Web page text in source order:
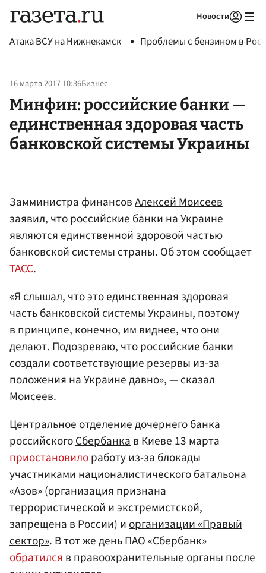
Новости
Атака ВСУ на Нижнекамск Проблемы с бензином в
16 марта 2017 10:36Бизнес
Минфин: российские банки —
единственная здоровая часть
банковской системы Украины
Замминистра финансовАлексей Моисеев
заявил, что российские банки на Украине
являются единственной здоровой частью
банковской системы страны. Об этом сообщает
ТАСС.
«Я слышал, что это единственная здоровая
часть банковской системы Украины, поэтому
в принципе, конечно, им виднее, что они
делают. Подозреваю, что российские банки
создали соответствующие резервы из-за
положения на Украине давно», — сказал
Моисеев.
Центральное отделение дочернего банка
российскогоСбербанкав Киеве 13 марта
приостановилоработу из-за блокады
участниками националистического батальона
«Азов» (организация признана
террористической и экстремистской,
запрещена в России) иорганизации «Правый
сектор». В тот же день ПАО «Сбербанк»
обратилсявправоохранительные органыпосле